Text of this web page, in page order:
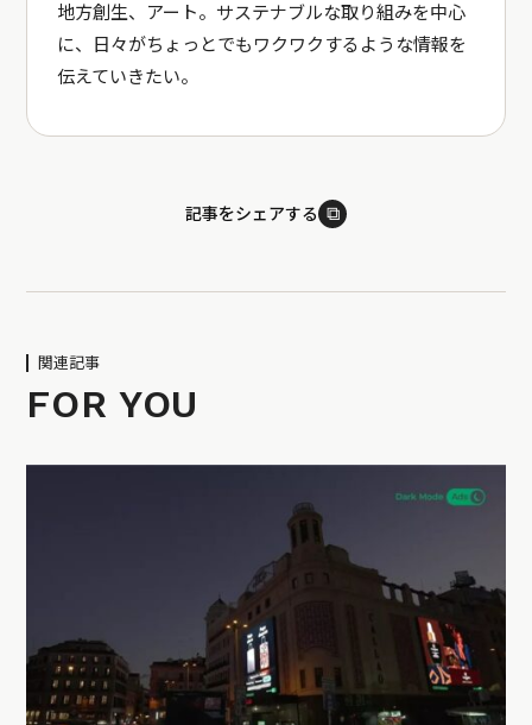
地方創生、アート。サステナブルな取り組みを中心
に、日々がちょっとでもワクワクするような情報を
伝えていきたい。
記事をシェアする ⧉
関連記事
FOR YOU